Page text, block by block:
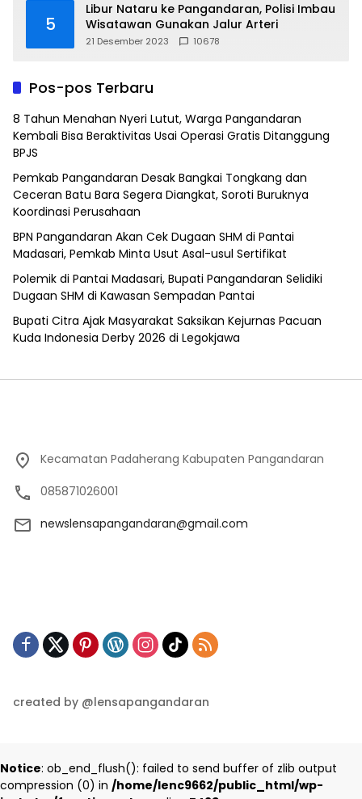
5
Libur Nataru ke Pangandaran, Polisi Imbau
Wisatawan Gunakan Jalur Arteri
21 Desember 2023 10678
Pos-pos Terbaru
8 Tahun Menahan Nyeri Lutut, Warga Pangandaran
Kembali Bisa Beraktivitas Usai Operasi Gratis Ditanggung
BPJS
Pemkab Pangandaran Desak Bangkai Tongkang dan
Ceceran Batu Bara Segera Diangkat, Soroti Buruknya
Koordinasi Perusahaan
BPN Pangandaran Akan Cek Dugaan SHM di Pantai
Madasari, Pemkab Minta Usut Asal-usul Sertifikat
Polemik di Pantai Madasari, Bupati Pangandaran Selidiki
Dugaan SHM di Kawasan Sempadan Pantai
Bupati Citra Ajak Masyarakat Saksikan Kejurnas Pacuan
Kuda Indonesia Derby 2026 di Legokjawa
Kecamatan Padaherang Kabupaten Pangandaran
085871026001
newslensapangandaran@gmail.com
created by @lensapangandaran
Notice: ob_end_flush(): failed to send buffer of zlib output
compression (0) in /home/lenc9662/public_html/wp-